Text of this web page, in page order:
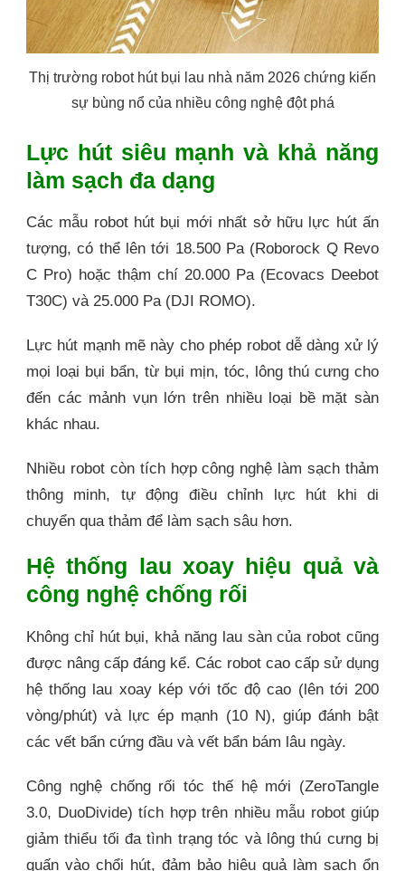
Thị trường robot hút bụi lau nhà năm 2026 chứng kiến
sự bùng nổ của nhiều công nghệ đột phá
Lực hút siêu mạnh và khả năng
làm sạch đa dạng
Các mẫu robot hút bụi mới nhất sở hữu lực hút ấn
tượng, có thể lên tới 18.500 Pa (Roborock Q Revo
C Pro) hoặc thậm chí 20.000 Pa (Ecovacs Deebot
T30C) và 25.000 Pa (DJI ROMO).
Lực hút mạnh mẽ này cho phép robot dễ dàng xử lý
mọi loại bụi bẩn, từ bụi mịn, tóc, lông thú cưng cho
đến các mảnh vụn lớn trên nhiều loại bề mặt sàn
khác nhau.
Nhiều robot còn tích hợp công nghệ làm sạch thảm
thông minh, tự động điều chỉnh lực hút khi di
chuyển qua thảm để làm sạch sâu hơn.
Hệ thống lau xoay hiệu quả và
công nghệ chống rối
Không chỉ hút bụi, khả năng lau sàn của robot cũng
được nâng cấp đáng kể. Các robot cao cấp sử dụng
hệ thống lau xoay kép với tốc độ cao (lên tới 200
vòng/phút) và lực ép mạnh (10 N), giúp đánh bật
các vết bẩn cứng đầu và vết bẩn bám lâu ngày.
Công nghệ chống rối tóc thế hệ mới (ZeroTangle
3.0, DuoDivide) tích hợp trên nhiều mẫu robot giúp
giảm thiểu tối đa tình trạng tóc và lông thú cưng bị
quấn vào chổi hút, đảm bảo hiệu quả làm sạch ổn